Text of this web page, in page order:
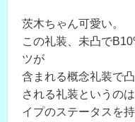
茨木ちゃん可愛い。
この礼装、未凸で
ツが
含まれる概念礼装で
される礼装というの
イプのステータスを